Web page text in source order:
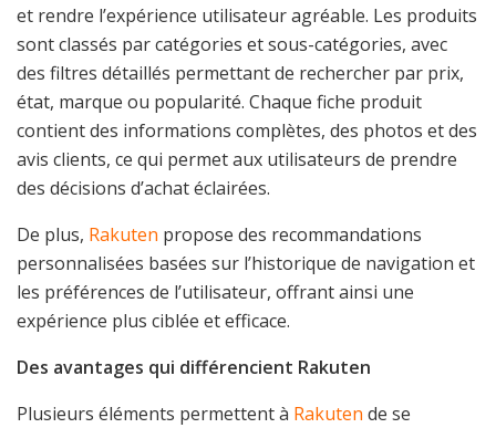
et rendre l’expérience utilisateur agréable. Les produits
sont classés par catégories et sous-catégories, avec
des filtres détaillés permettant de rechercher par prix,
état, marque ou popularité. Chaque fiche produit
contient des informations complètes, des photos et des
avis clients, ce qui permet aux utilisateurs de prendre
des décisions d’achat éclairées.
De plus, Rakuten propose des recommandations
personnalisées basées sur l’historique de navigation et
les préférences de l’utilisateur, offrant ainsi une
expérience plus ciblée et efficace.
Des avantages qui différencient Rakuten
Plusieurs éléments permettent à Rakuten de se